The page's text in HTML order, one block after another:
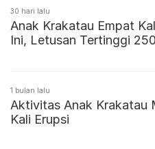
30 hari lalu
Anak Krakatau Empat
Ini, Letusan Tertinggi
1 bulan lalu
Aktivitas Anak Krakatau
Kali Erupsi